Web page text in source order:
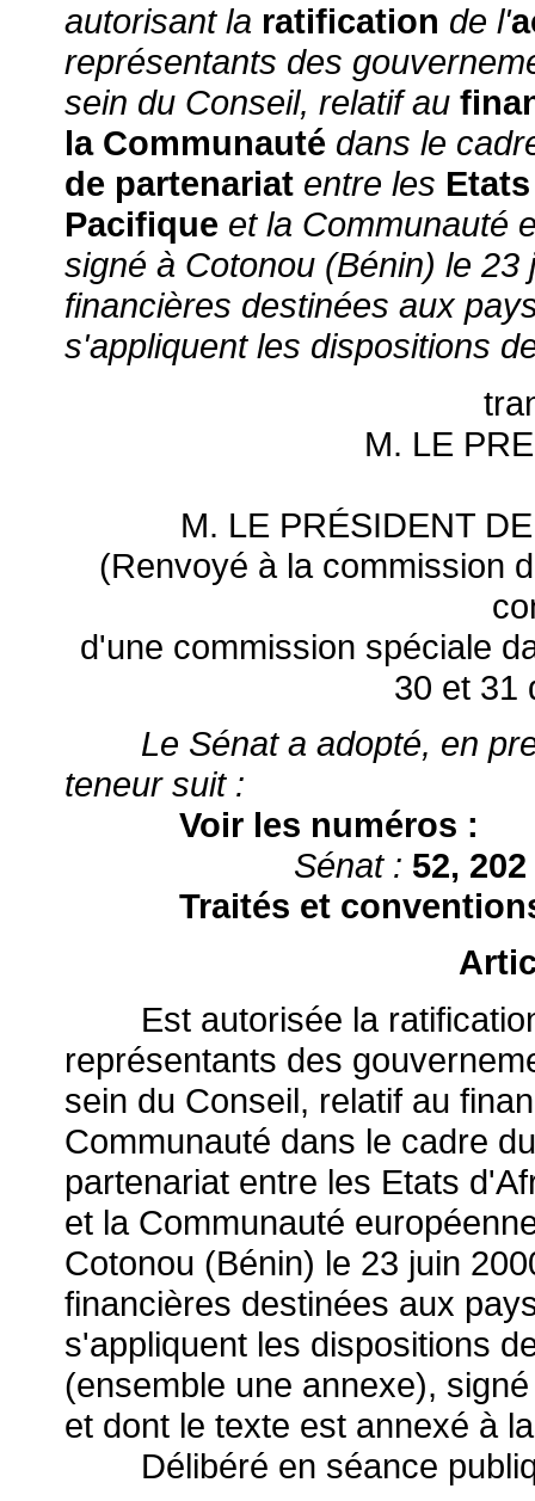
autorisant la ratification de l'
représentants des
sein du Conseil, relatif au
la Communauté dans le
de partenariat entre les
Pacifique et la Communauté
signé à Cotonou (Bénin) le
financières destinées aux
s'appliquent les dispositions
M. LE
M. LE PRÉSIDENT
(Renvoyé à la commission
d'une commission spéciale
30 et 31
Le Sénat a adopté, en
teneur suit :
Voir les numéros :
Sénat : 52, 202
Traités et
Est autorisée la ratification
représentants des
sein du Conseil, relatif au
Communauté dans le cadre
partenariat entre les Etats
et la Communauté
Cotonou (Bénin) le 23 juin
financières destinées aux
s'appliquent les dispositions
(ensemble une annexe),
et dont le texte est annexé à
Délibéré en séance